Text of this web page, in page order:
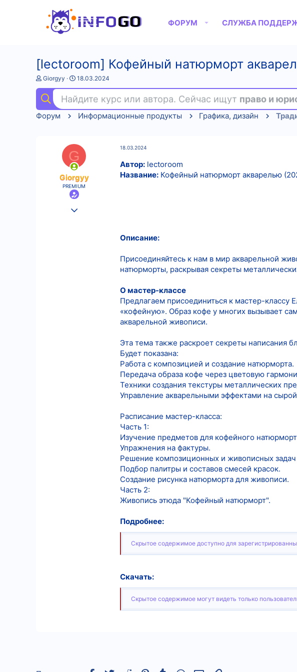
ФОРУМ СЛУЖБА
[lectoroom] Кофейный натюрморт
А
т
о
р
т
Giorgyy
Д
а
н
а
а
18.03.2024
Найдите курс или автора. Сейчас ищут право и
Форум
Информационные продукты Графика, дизайн
G
Giorgyy
PREMIUM
18.03.2024
Автор: lectoroom
Название: Кофейный натюрморт акварелью
Описание:
Присоединяйтесь к нам в мир акварельной
натюрморты, раскрывая секреты
О мастер-классе
Предлагаем присоединиться к мастер-классу
«кофейную». Образ кофе у многих вызывает
акварельной живописи.
Эта тема также раскроет секреты написания
Будет показана:
Работа с композицией и создание натюрморта.
Передача образа кофе через цветовую
Техники создания текстуры металлических
Управление акварельными эффектами на
Расписание мастер-класса:
Часть 1:
Изучение предметов для кофейного
Упражнения на фактуры.
Решение композиционных и живописных задач
Подбор палитры и составов смесей красок.
Создание рисунка натюрморта для живописи.
Часть 2:
Живопись этюда "Кофейный натюрморт".
Подробнее:
Скрытое содержимое доступно для
Скачать:
Скрытое содержимое могут видеть только